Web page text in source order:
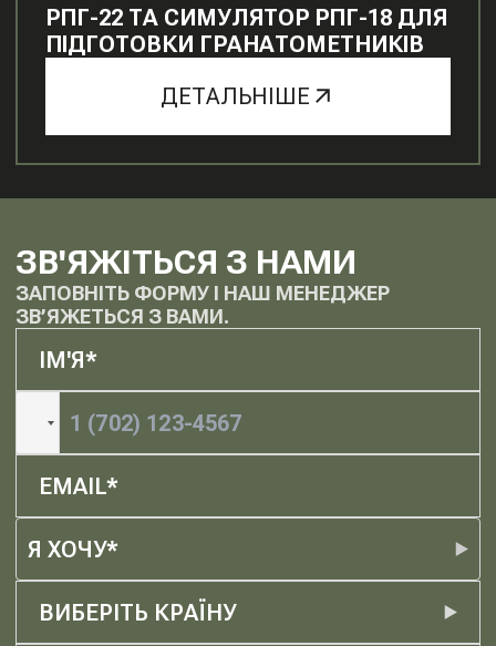
РПГ-22 ТА СИМУЛЯТОР РПГ-18 ДЛЯ
ПІДГОТОВКИ ГРАНАТОМЕТНИКІВ
ДЕТАЛЬНІШЕ
ЗВ'ЯЖІТЬСЯ З НАМИ
ЗАПОВНІТЬ ФОРМУ І НАШ МЕНЕДЖЕР
ЗВ’ЯЖЕТЬСЯ З ВАМИ.
Я ХОЧУ*
ВИБЕРІТЬ КРАЇНУ